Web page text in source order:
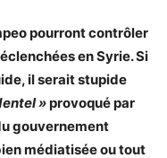
pourront contrôler
en Syrie. Si
il serait stupide
»provoqué par
gouvernement
médiatisée ou tout